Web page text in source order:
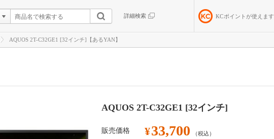
詳細検索 KCポイントが使えます
AQUOS 2T-C32GE1 [32インチ]【あるYAN】
AQUOS 2T-C32GE1 [32インチ]
販売価格 ¥33,700 （税込）